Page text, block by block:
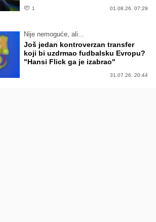
1 01.08.26. 07:29
Nije nemoguće, ali...
Još jedan kontroverzan transfer
koji bi uzdrmao fudbalsku Evropu?
"Hansi Flick ga je izabrao"
31.07.26. 20:44